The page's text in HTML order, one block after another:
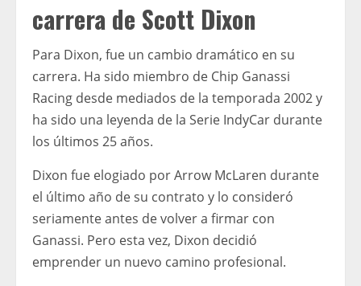
carrera de Scott Dixon
Para Dixon, fue un cambio dramático en su
carrera. Ha sido miembro de Chip Ganassi
Racing desde mediados de la temporada 2002 y
ha sido una leyenda de la Serie IndyCar durante
los últimos 25 años.
Dixon fue elogiado por Arrow McLaren durante
el último año de su contrato y lo consideró
seriamente antes de volver a firmar con
Ganassi. Pero esta vez, Dixon decidió
emprender un nuevo camino profesional.